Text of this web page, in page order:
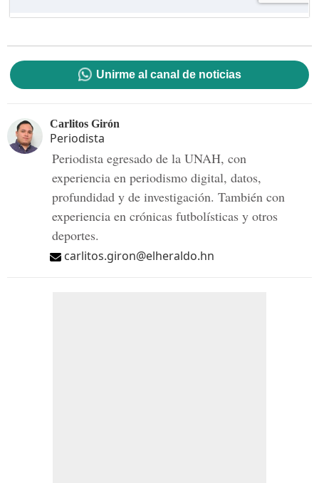
Unirme al canal de noticias
Carlitos Girón
Periodista
Periodista egresado de la UNAH, con
experiencia en periodismo digital, datos,
profundidad y de investigación. También con
experiencia en crónicas futbolísticas y otros
deportes.
carlitos.giron@elheraldo.hn